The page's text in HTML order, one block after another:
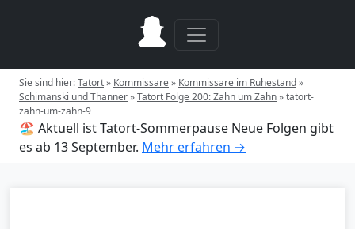
Sie sind hier:Tatort» Kommissare» Kommissare im Ruhestand»
Schimanski und Thanner»Tatort Folge 200: Zahn um Zahn»tatort-
zahn-um-zahn-9
🏖️ Aktuell ist Tatort-Sommerpause Neue Folgen gibt
es ab 13 September. Mehr erfahren →